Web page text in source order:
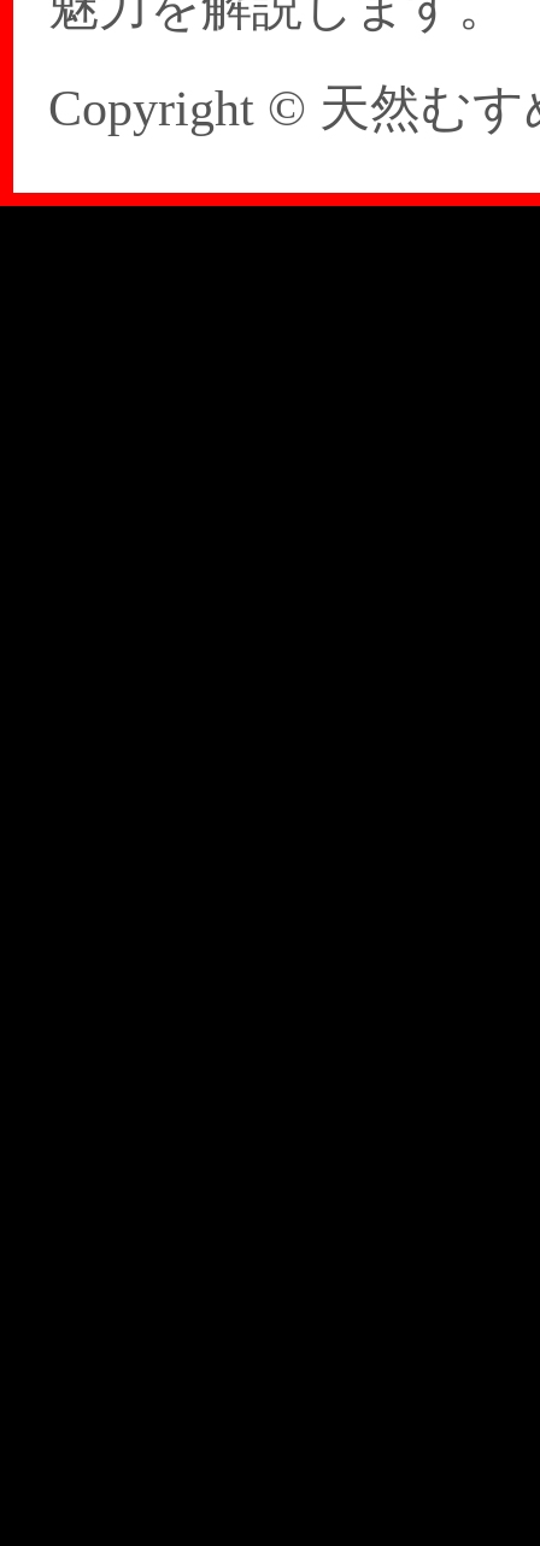
Copyright © 天然むす